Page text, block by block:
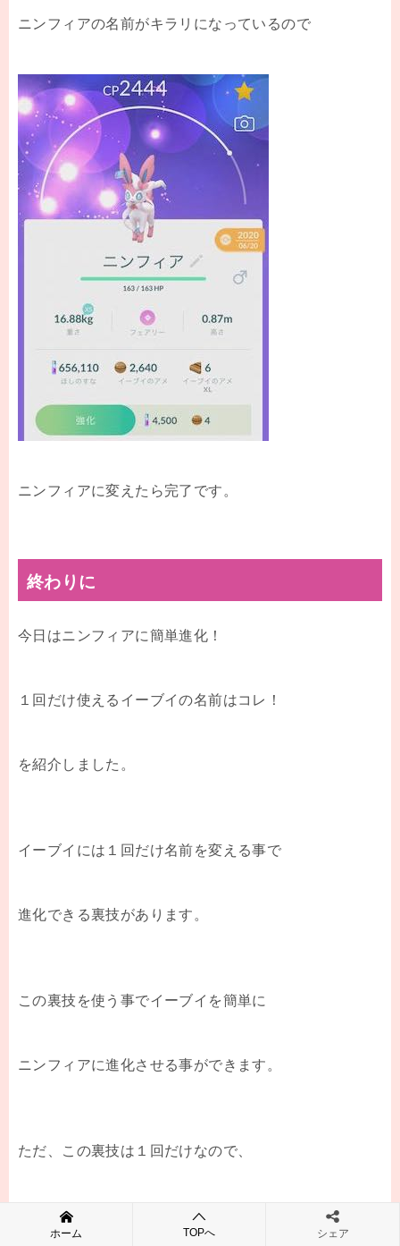
ニンフィアの名前がキラリになっているので
ニンフィアに変えたら完了です。
終わりに
今日はニンフィアに簡単進化！
１回だけ使えるイーブイの名前はコレ！
を紹介しました。
イーブイには１回だけ名前を変える事で
進化できる裏技があります。
この裏技を使う事でイーブイを簡単に
ニンフィアに進化させる事ができます。
ただ、この裏技は１回だけなので、
２回目以降は使えません。
ホーム TOPへ シェア